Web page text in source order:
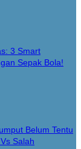
3 Smart
Sepak Bola!
Belum Tentu
Salah